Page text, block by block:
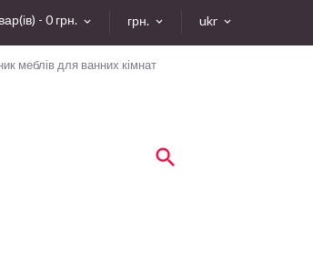
ukr
грн.
- 0 грн.
меблів для ванних кімнат